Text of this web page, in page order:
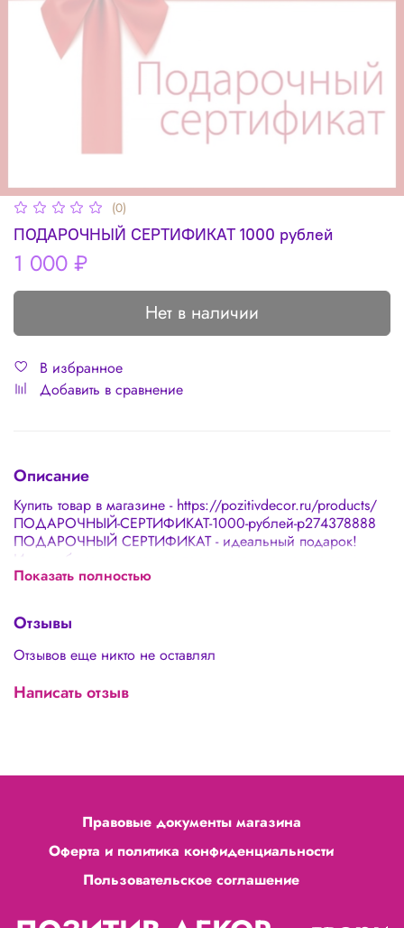
(0)
ПОДАРОЧНЫЙ СЕРТИФИКАТ 1000 рублей
1 000 ₽
Нет в наличии
В избранное
Добавить в сравнение
Описание
Купить товар в магазине - https://pozitivdecor.ru/products/
ПОДАРОЧНЫЙ-СЕРТИФИКАТ-1000-рублей-p274378888
ПОДАРОЧНЫЙ СЕРТИФИКАТ - идеальный подарок!
Иногда близкие хотят вас порадовать, но не знают чем
именно. Сертификат на покупки в нашем магазине - 100%
человек желает сам!
Показать полностью
Отзывы
Отзывов еще никто не оставлял
Написать отзыв
Правовые документы магазина
Оферта и политика конфиденциальности
Пользовательское соглашение